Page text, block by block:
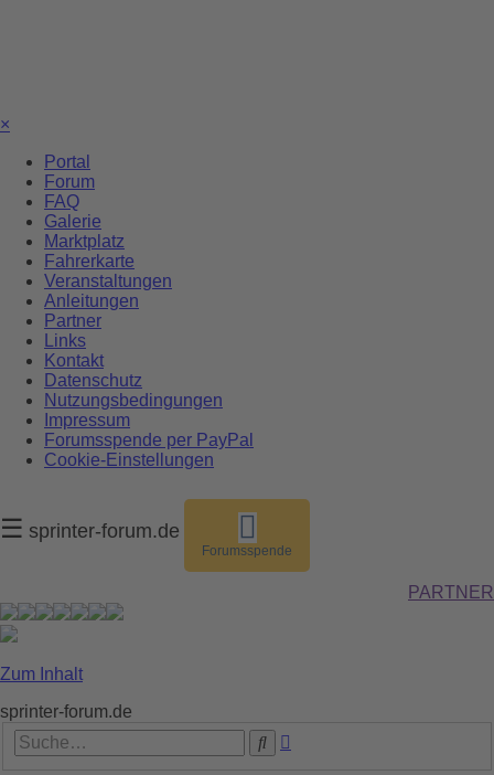
×
Portal
Forum
FAQ
Galerie
Marktplatz
Fahrerkarte
Veranstaltungen
Anleitungen
Partner
Links
Kontakt
Datenschutz
Nutzungsbedingungen
Impressum
Forumsspende per PayPal
Cookie-Einstellungen
☰ sprinter-forum.de
Forumsspende
PARTNER
Zum Inhalt
sprinter-forum.de
Suche